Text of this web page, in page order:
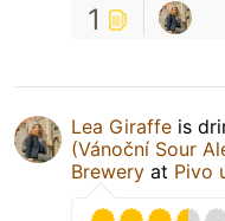
1
Lea Giraffe is
(Vánoční Sour
Brewery at Pivo